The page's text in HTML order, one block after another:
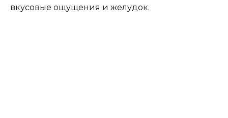
вкусовые ощущения и желудок.